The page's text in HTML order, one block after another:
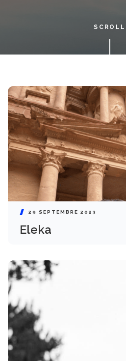
SCROLL
29 SEPTEMBRE 2023
Eleka